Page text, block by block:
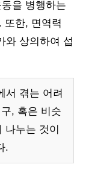
을 병행하는
또한, 면역력
와 상의하여 섭
서 겪는 어려
, 혹은 비슷
나누는 것이
.